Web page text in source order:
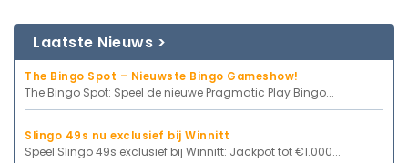
Laatste Nieuws >
The Bingo Spot – Nieuwste Bingo Gameshow!
The Bingo Spot: Speel de nieuwe Pragmatic Play Bingo...
Slingo 49s nu exclusief bij Winnitt
Speel Slingo 49s exclusief bij Winnitt: Jackpot tot €1.000...